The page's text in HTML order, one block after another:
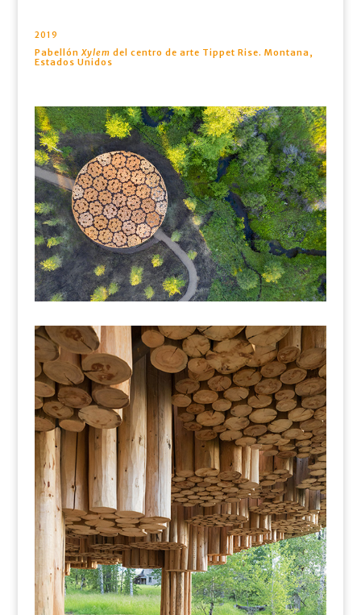
2019
PabellónXylem del centro de arte Tippet Rise. Montana,
Estados Unidos